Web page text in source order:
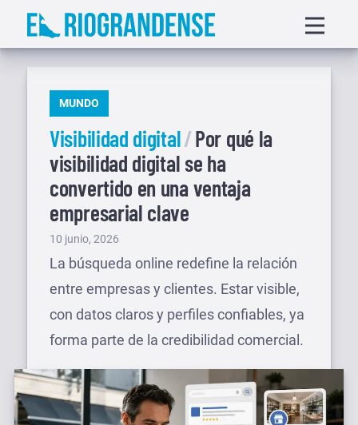
Saltar
menu
PUBLICADO
MUNDO
Visibilidad digital Por qué la
visibilidad digital se ha
convertido en una ventaja
empresarial clave
Publicado
el
10 junio, 2026
La búsqueda online redefine la relación
entre empresas y clientes. Estar visible,
con datos claros y perfiles confiables, ya
forma parte de la credibilidad comercial.